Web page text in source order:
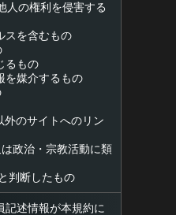
人の権利を侵害する
スを含むもの
るもの
を媒介するもの
外のサイトへのリン
政治・宗教活動に類
判断したもの
記述情報が本規約に